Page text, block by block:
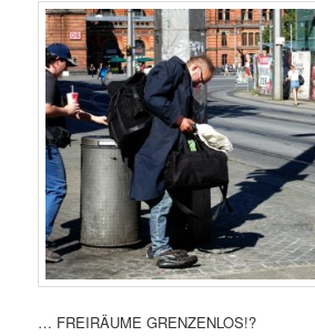
… FREIRÄUME GRENZENLOS!?